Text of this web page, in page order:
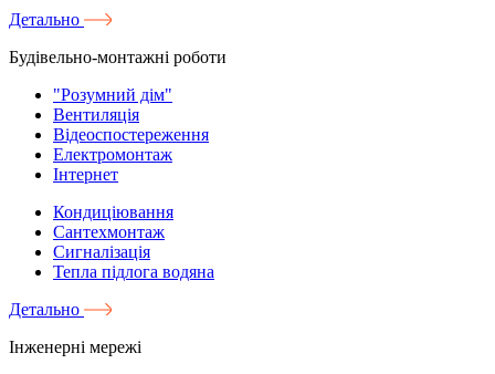
Детально
Будівельно-монтажні роботи
"Розумний дім"
Вентиляція
Відеоспостереження
Електромонтаж
Інтернет
Кондиціювання
Сантехмонтаж
Сигналізація
Тепла підлога водяна
Детально
Інженерні мережі